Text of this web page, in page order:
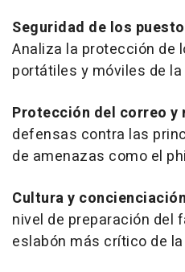
Seguridad de los
Analiza la protección de
portátiles y móviles de
Protección del correo y
defensas contra las
de amenazas como el
Cultura y
nivel de preparación del
eslabón más crítico de